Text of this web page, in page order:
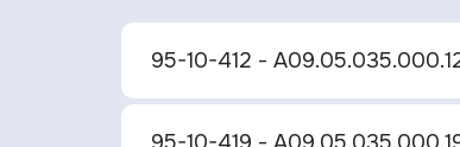
95-10-412 -